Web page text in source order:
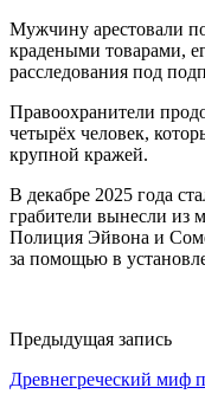
Мужчину арестовали
крадеными товарами,
расследования под
Правоохранители
четырёх человек,
крупной кражей.
В декабре 2025 года
грабители вынесли из
Полиция Эйвона и
за помощью в
Предыдущая запись
Древнегреческий миф